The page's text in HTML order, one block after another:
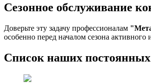
Сезонное обслуживание
Доверьте эту задачу профессионалам
особенно перед началом сезона активного
Список наших